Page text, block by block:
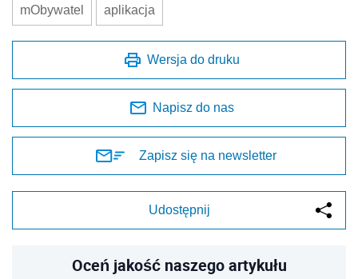
mObywatel aplikacja
Wersja do druku
Napisz do nas
Zapisz się na newsletter
Udostępnij
Oceń jakość naszego artykułu